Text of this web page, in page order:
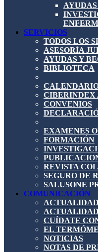
SERVICIOS
TODOS LOS
ASESORÍA
AYUDAS Y
BIBLIOTECA
CIBERINDEX
CONVENIOS
EXAMENES
FORMACIÓN
REVISTA
SEGURO DE
SALUSONE
COMUNICACIÓN
ACTUALIDAD
CUÍDATE
EL
NOTICIAS
NOTAS DE